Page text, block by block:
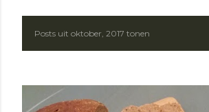
PPosts uit oktober, 2017 tonen